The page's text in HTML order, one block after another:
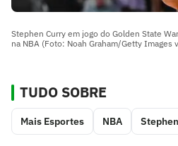
Stephen Curry em jogo do Golden State
na NBA (Foto: Noah Graham/Getty Images
TUDO SOBRE
Mais Esportes NBA